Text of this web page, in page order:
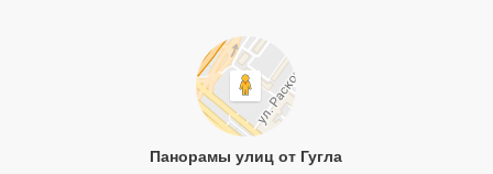
Панорамы улиц от Гугла